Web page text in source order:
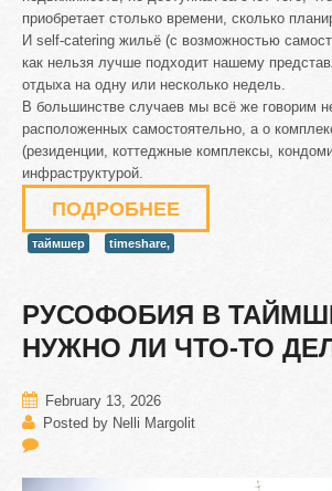
приобретает столько времени, сколько
И self-catering жильё (с возможностью
как нельзя лучше подходит нашему
отдыха на одну или несколько недель.
В большинстве случаев мы всё же говорим
расположенных самостоятельно, а о
(резиденции, коттеджные комплексы,
инфраструктурой.
ПОДРОБНЕЕ
таймшер timeshare,
РУСОФОБИЯ В
НУЖНО ЛИ ЧТО-ТО
February 13, 2026
Posted by Nelli Margolit